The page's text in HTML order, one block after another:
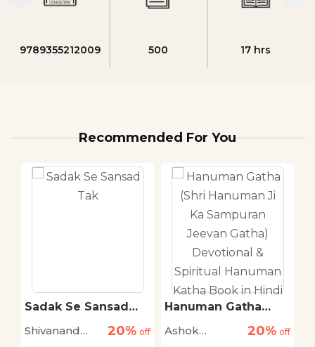
9789355212009 500 17 hrs
Recommended For You
Sadak Se Sansad
Shivanand
20% off
Hanuman Gatha
Sampuran Jeevan
Ashok
20% off